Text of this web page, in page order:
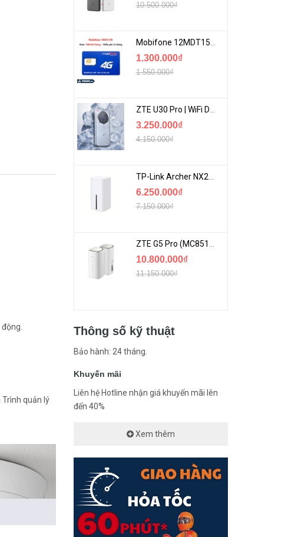
Trình quản lý
10.500.000₫
Mobifone 12MDT150 | Sim Chuyên 4G Mobifone Dung Lượng Cao 500GB/Tháng Gói 1 Năm
1.300.000₫
1.550.000₫
ZTE U30 Pro | WiFi Di Động 5G Tốc Độ Lên Đến 500Mbps, Màn Hình Cảm Ứng
3.250.000₫
4.150.000₫
TP-Link Archer NX200 | Bộ Phát WiFi Dùng Sim 5G Tốc Độ Cao Mới FullBox
6.250.000₫
7.150.000₫
ZTE G5 Pro (MC8512) | Router 5G WiFi7 Be7200 Hỗ Trợ Băng Tần 6Ghz Cực Mạnh
10.800.000₫
11.150.000₫
Thông số kỹ thuật
Bảo hành: 24 tháng.
Khuyến mãi
Liên hệ Hotline nhận giá khuyến mãi lên
đến 40%
Xem thêm